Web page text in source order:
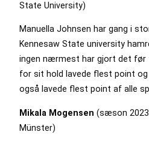
State University)
Manuella Johnsen har gang i
Kennesaw State university
ingen nærmest har gjort det før
for sit hold lavede flest point
også lavede flest point af alle
Mikala Mogensen (sæson
Münster)